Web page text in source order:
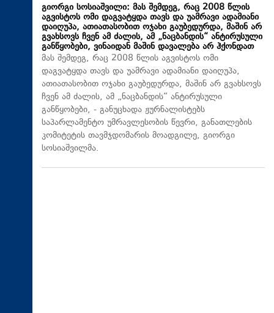
გიორგი სოსიაშვილი: მას შემდეგ, რაც 2008 წლის
აგვისტოს ომი დაგვატყდა თავს და უამრავი ადამიანი
დაიღუპა, ათიათასობით ოჯახი გაუბედურდა, მაშინ არ
გვახსოვს ჩვენ ამ ძალის, ამ „ნაცბანდის“ ანტირუსული
განწყობები, ვინაიდან მაშინ დავალება არ ჰქონდათ
მას შემდეგ, რაც 2008 წლის აგვისტოს ომი
დაგვატყდა თავს და უამრავი ადამიანი დაიღუპა,
ათიათასობით ოჯახი გაუბედურდა, მაშინ არ გვახსოვს
ჩვენ ამ ძალის, ამ „ნაცბანდის“ ანტირუსული
განწყობები, - განუცხადა ჟურნალისტებს
საპარლამენტო უმრავლესობის წევრი, განათლების
კომიტეტის თავმჯდომარის მოადგილე, გიორგი
სოსიაშვილმა.